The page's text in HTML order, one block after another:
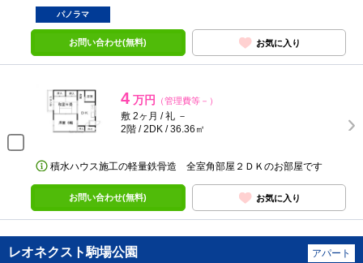
パノラマ
お問い合わせ(無料) お気に入り
4 万円 （管理費等－）
敷 2ヶ月 / 礼 －
2階 / 2DK / 36.36㎡
積水ハウス施工の軽量鉄骨造 全室角部屋２ＤＫのお部屋です
お問い合わせ(無料) お気に入り
レオネクスト駒場公園 アパート